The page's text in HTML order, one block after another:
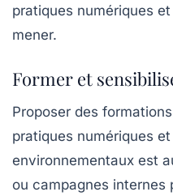
pratiques numériques
mener.
Former et
Proposer des
pratiques numériques
environnementaux est
ou campagnes internes